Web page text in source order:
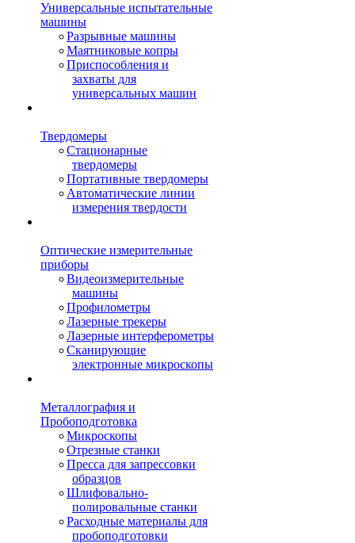
Универсальные испытательные
машины
Разрывные машины
Маятниковые копры
Приспособления и
захваты для
универсальных машин
Твердомеры
Стационарные
твердомеры
Портативные твердомеры
Автоматические линии
измерения твердости
Оптические измерительные
приборы
Видеоизмерительные
машины
Профилометры
Лазерные трекеры
Лазерные интерферометры
Сканирующие
электронные микроскопы
Металлография и
Пробоподготовка
Микроскопы
Отрезные станки
Пресса для запрессовки
образцов
Шлифовально-
полировальные станки
Расходные материалы для
пробоподготовки